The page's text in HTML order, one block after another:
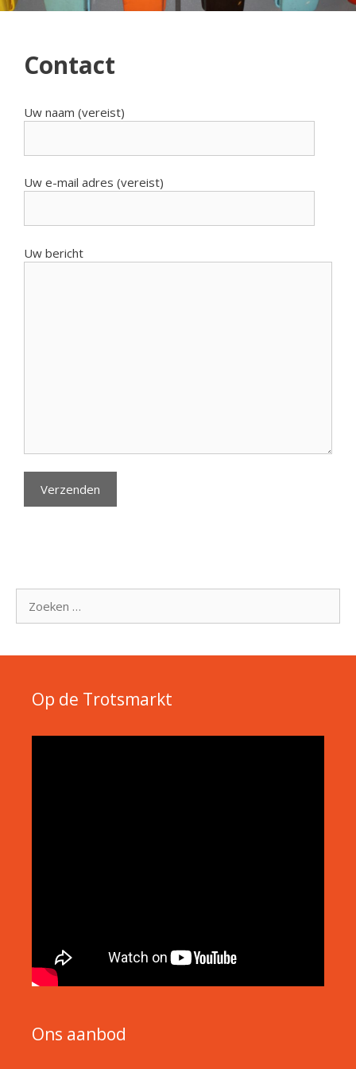
Contact
Uw naam (vereist)
Uw e-mail adres (vereist)
Uw bericht
naar:
Op de Trotsmarkt
Ons aanbod